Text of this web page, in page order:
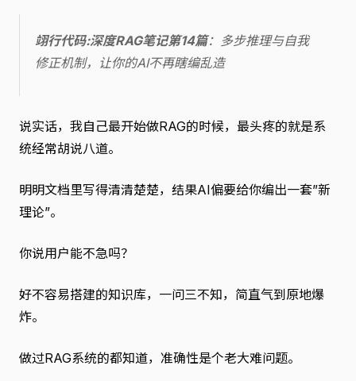
翊行代码:深度RAG笔记第14篇：多步推理与自我
修正机制，让你的AI不再瞎编乱造
说实话，我自己最开始做RAG的时候，最头疼的就是系
统经常胡说八道。
明明文档里写得清清楚楚，结果AI偏要给你编出一套”新
理论”。
你说用户能不急吗？
好不容易搭建的知识库，一问三不知，简直气到原地爆
炸。
做过RAG系统的都知道，准确性是个老大难问题。